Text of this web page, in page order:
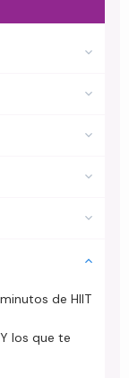
de HIIT
los que te